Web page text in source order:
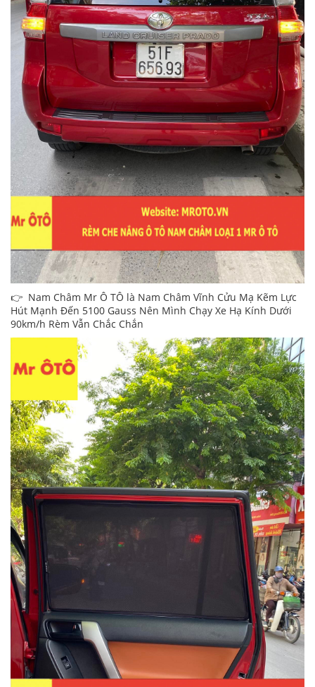
👉 Nam Châm Mr Ô TÔ là Nam Châm Vĩnh Cửu Mạ Kẽm Lực
Hút Mạnh Đến 5100 Gauss Nên Mình Chạy Xe Hạ Kính Dưới
90km/h Rèm Vẫn Chắc Chắn